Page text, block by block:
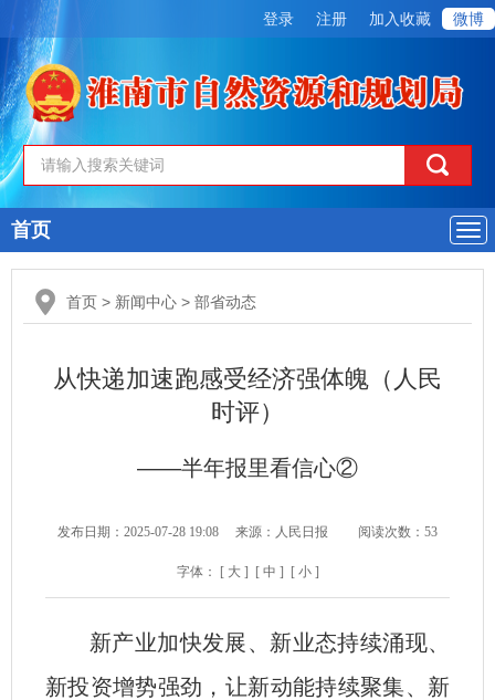
登录 注册 加入收藏 微博
导
航
首页
首页 > 新闻中心 > 部省动态
从快递加速跑感受经济强体魄（人民
时评）
——半年报里看信心②
发布日期：2025-07-28 19:08 来源：人民日报 阅读次数： 53
字体： [ 大 ] [ 中 ] [ 小 ]
新产业加快发展、新业态持续涌现、
新投资增势强劲，让新动能持续聚集、新